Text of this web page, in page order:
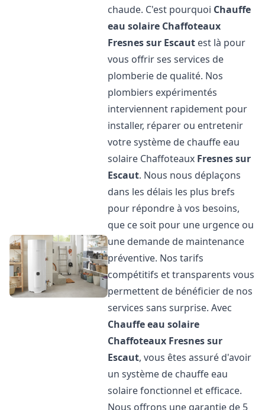
chaude. C'est pourquoi Chauffe
eau solaire Chaffoteaux
Fresnes sur Escaut est là pour
vous offrir ses services de
plomberie de qualité. Nos
plombiers expérimentés
interviennent rapidement pour
installer, réparer ou entretenir
votre système de chauffe eau
solaire Chaffoteaux Fresnes sur
Escaut. Nous nous déplaçons
dans les délais les plus brefs
pour répondre à vos besoins,
que ce soit pour une urgence ou
une demande de maintenance
préventive. Nos tarifs
compétitifs et transparents vous
permettent de bénéficier de nos
services sans surprise. Avec
Chauffe eau solaire
Chaffoteaux Fresnes sur
Escaut, vous êtes assuré d'avoir
un système de chauffe eau
solaire fonctionnel et efficace.
Nous offrons une garantie de 5